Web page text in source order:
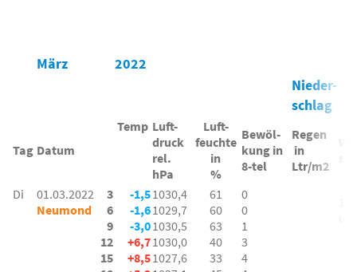
März
2022
Nieder-
schlag
Tag Datum
Temp Luft-
druck
rel.
hPa
Luft-
feuchte
in
%
Bewöl-
kung in
8-tel
Regen
in
Ltr/m2
Di
01.03.2022
Neumond
3
6
9
12
15
-1,5
-1,6
-3,0
+6,7
+8,5
1030,4
1029,7
1030,5
1030,0
1027,6
61
60
63
40
33
0
0
1
3
4